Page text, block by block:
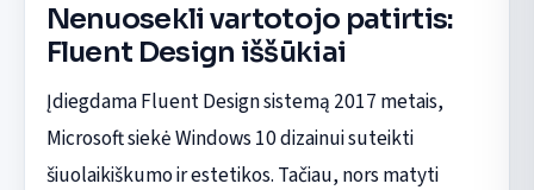
Nenuosekli vartotojo patirtis:
Fluent Design iššūkiai
Įdiegdama Fluent Design sistemą 2017 metais,
Microsoft siekė Windows 10 dizainui suteikti
šiuolaikiškumo ir estetikos. Tačiau, nors matyti